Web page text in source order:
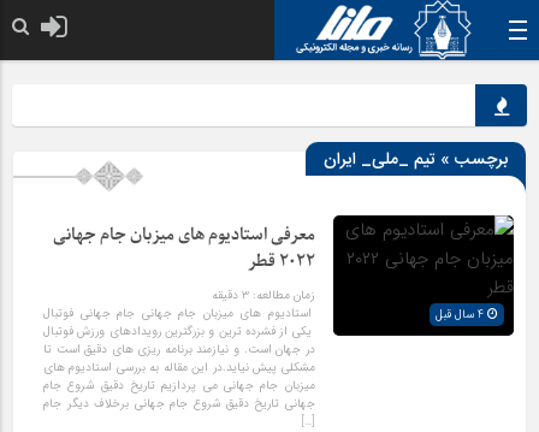
برچسب » تیم _ملی_ ایران
معرفی استادیوم های میزبان جام جهانی
۲۰۲۲ قطر
زمان مطالعه:۳ دقیقه
استادیوم های میزبان جام جهانی جام جهانی فوتبال
یکی از فشرده ترین و بزرگترین رویدادهای ورزش فوتبال
در جهان است. و نیازمند برنامه ریزی های دقیق است تا
مشکلی پیش نیاید.در این مقاله به بررسی استادیوم های
میزبان جام جهانی می پردازیم تاریخ دقیق شروع جام
جهانی تاریخ دقیق شروع جام جهانی برخلاف دیگر جام
[…]